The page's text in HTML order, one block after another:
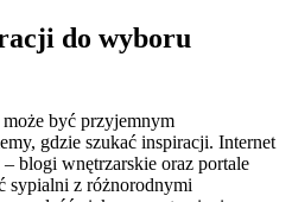
do wyboru
być przyjemnym
gdzie szukać inspiracji. Internet
– blogi wnętrzarskie oraz portale
sypialni z różnorodnymi